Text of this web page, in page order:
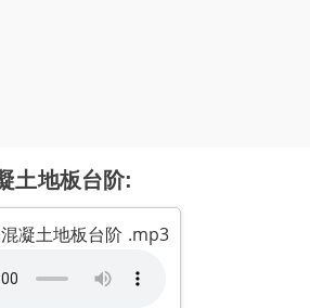
土地板台阶:
凝土地板台阶 .mp3